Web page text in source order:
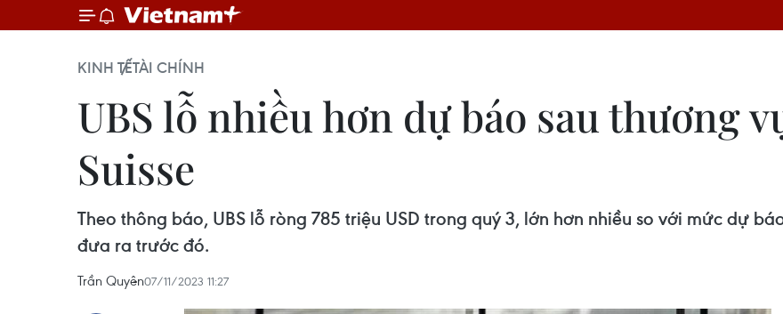
KINH TẾTÀI CHÍNH
UBS lỗ nhiều hơn dự báo sau thương
Suisse
Theo thông báo, UBS lỗ ròng 785 triệu USD trong quý 3, lớn hơn nhiều so với mức dự
đưa ra trước đó.
Trần Quyên07/11/2023 11:27